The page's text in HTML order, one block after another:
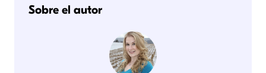
Sobre el autor